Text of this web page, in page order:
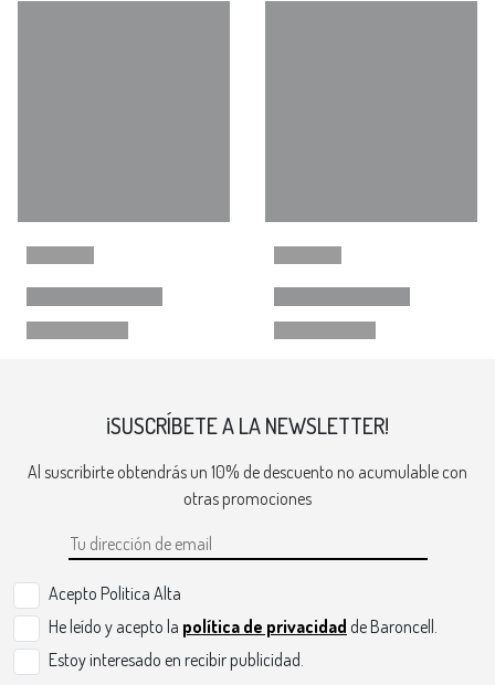
¡SUSCRÍBETE A LA NEWSLETTER!
Al suscribirte obtendrás un 10% de descuento no acumulable con
otras promociones
Acepto Politica Alta
He leído y acepto la política de privacidad de Baroncell.
Estoy interesado en recibir publicidad.